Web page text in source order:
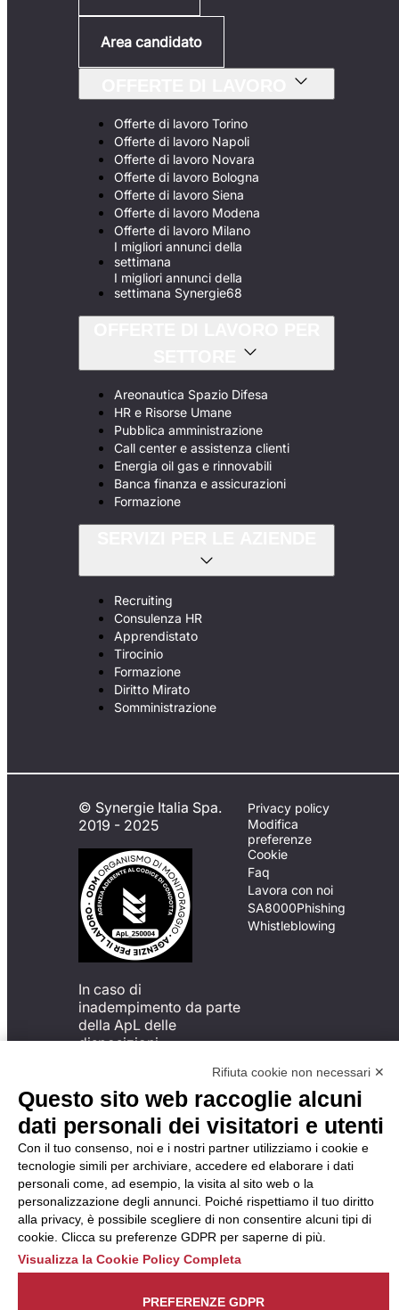
Area candidato
Offerte di lavoro Torino
Offerte di lavoro Napoli
Offerte di lavoro Novara
Offerte di lavoro Bologna
Offerte di lavoro Siena
Offerte di lavoro Modena
Offerte di lavoro Milano
I migliori annunci della
settimana
I migliori annunci della
settimana Synergie68
Areonautica Spazio Difesa
HR e Risorse Umane
Pubblica amministrazione
Call center e assistenza clienti
Energia oil gas e rinnovabili
Banca finanza e assicurazioni
Formazione
Recruiting
Consulenza HR
Apprendistato
Tirocinio
Formazione
Diritto Mirato
Somministrazione
© Synergie Italia Spa.
2019 - 2025
In caso di
inadempimento da parte
della ApL delle
disposizioni
possibile presentare un
reclamo
all’Organismo di
Monitoraggio utilizzando
una delle modalità
descritte al seguente
indirizzo web
https://odm-
agenzielavoro.it/reclami/.
Privacy policy
Modifica
preferenze
Cookie
Faq
Lavora con noi
SA8000Phishing
Whistleblowing
Rifiuta cookie non necessari ✕
Questo sito web raccoglie alcuni
dati personali dei visitatori e utenti
Con il tuo consenso, noi e i nostri partner utilizziamo i cookie e
tecnologie simili per archiviare, accedere ed elaborare i dati
personali come, ad esempio, la visita al sito web o la
personalizzazione degli annunci. Poiché rispettiamo il tuo diritto
alla privacy, è possibile scegliere di non consentire alcuni tipi di
cookie. Clicca su preferenze GDPR per saperne di più.
Visualizza la Cookie Policy Completa
PREFERENZE GDPR